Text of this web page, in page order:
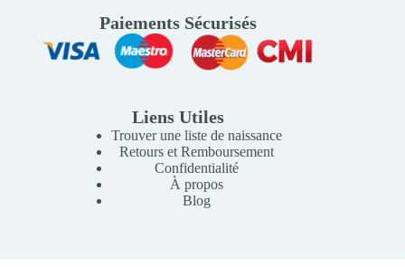
Paiements Sécurisés
Liens Utiles
Trouver une liste de naissance
Retours et Remboursement
Confidentialité
À propos
Blog